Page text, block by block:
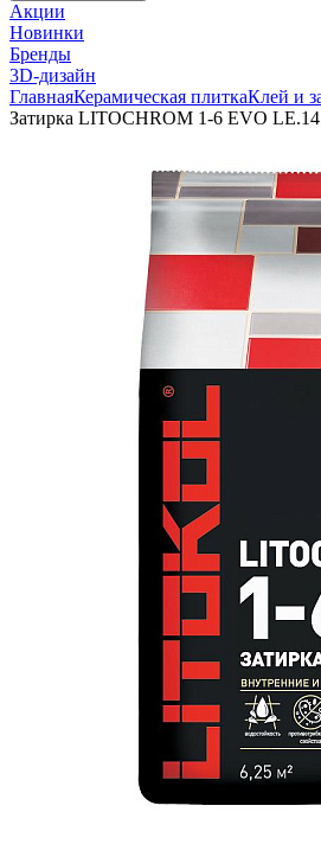
Акции
Новинки
Бренды
3D-дизайн
ГлавнаяКерамическая плиткаКлей и
Затирка LITOCHROM 1-6 EVO